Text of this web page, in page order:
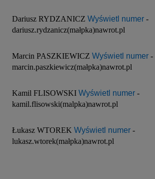
Dariusz RYDZANICZ Wyświetl numer -
dariusz.rydzanicz(małpka)nawrot.pl
Marcin PASZKIEWICZ Wyświetl numer -
marcin.paszkiewicz(małpka)nawrot.pl
Kamil FLISOWSKI Wyświetl numer -
kamil.flisowski(malpka)nawrot.pl
Łukasz WTOREK Wyświetl numer -
lukasz.wtorek(małpka)nawrot.pl